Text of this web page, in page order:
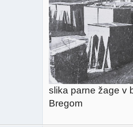
slika parne žage v
Bregom